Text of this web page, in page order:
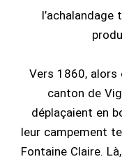
Vers 1860, alors
canton de
déplaçaient en
leur campement
Fontaine Claire.